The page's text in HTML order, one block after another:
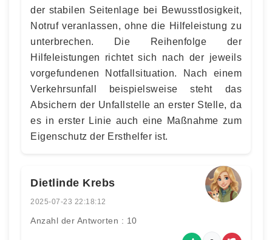
der stabilen Seitenlage bei Bewusstlosigkeit,
Notruf veranlassen, ohne die Hilfeleistung zu
unterbrechen. Die Reihenfolge der
Hilfeleistungen richtet sich nach der jeweils
vorgefundenen Notfallsituation. Nach einem
Verkehrsunfall beispielsweise steht das
Absichern der Unfallstelle an erster Stelle, da
es in erster Linie auch eine Maßnahme zum
Eigenschutz der Ersthelfer ist.
Dietlinde Krebs
2025-07-23 22:18:12
Anzahl der Antworten : 10